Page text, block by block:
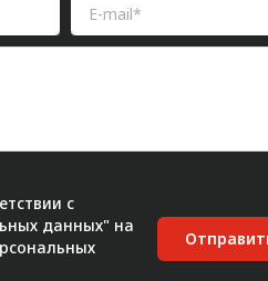
с
данных" на